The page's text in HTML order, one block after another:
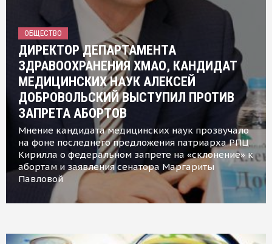
ОБЩЕСТВО
ДИРЕКТОР ДЕПАРТАМЕНТА
ЗДРАВООХРАНЕНИЯ ХМАО, КАНДИДАТ
МЕДИЦИНСКИХ НАУК АЛЕКСЕЙ
ДОБРОВОЛЬСКИЙ ВЫСТУПИЛ ПРОТИВ
ЗАПРЕТА АБОРТОВ
Мнение кандидата медицинских наук прозвучало
на фоне последнего предложения патриарха РПЦ
Кирилла о федеральном запрете на «склонение» к
абортам и заявления сенатора Маргариты
Павловой